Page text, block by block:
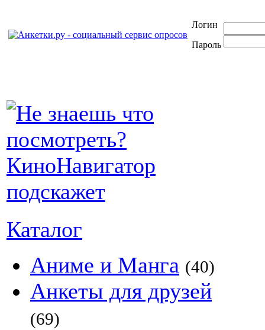
Логин
Пароль
Каталог
Аниме и Манга (40)
Анкеты для друзей
(69)